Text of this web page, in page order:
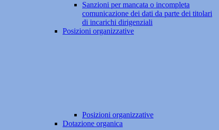
Sanzioni per mancata o incompleta
comunicazione dei dati da parte dei titolari
di incarichi dirigenziali
Posizioni organizzative
Posizioni organizzative
Dotazione organica